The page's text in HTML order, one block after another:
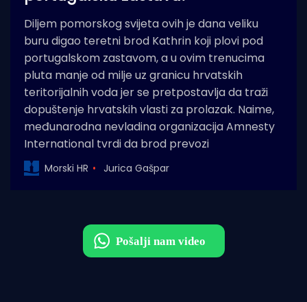
Diljem pomorskog svijeta ovih je dana veliku
buru digao teretni brod Kathrin koji plovi pod
portugalskom zastavom, a u ovim trenucima
pluta manje od milje uz granicu hrvatskih
teritorijalnih voda jer se pretpostavlja da traži
dopuštenje hrvatskih vlasti za prolazak. Naime,
međunarodna nevladina organizacija Amnesty
International tvrdi da brod prevozi
Morski HR Jurica Gašpar